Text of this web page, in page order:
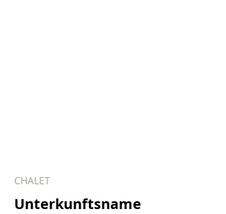
CHALET
Unterkunftsname